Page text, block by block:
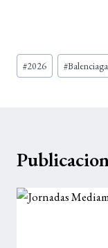
Etiquetas
de
#2026 #Balenciaga